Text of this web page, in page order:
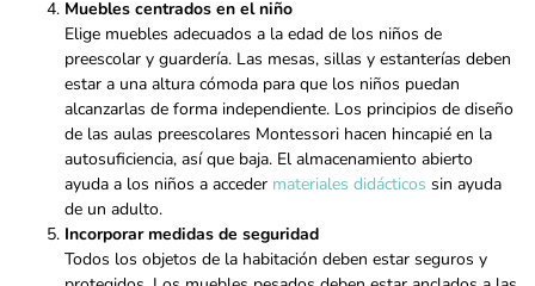
Muebles centrados en el niño
Elige muebles adecuados a la edad de los niños de
preescolar y guardería. Las mesas, sillas y estanterías deben
estar a una altura cómoda para que los niños puedan
alcanzarlas de forma independiente. Los principios de diseño
de las aulas preescolares Montessori hacen hincapié en la
autosuficiencia, así que baja. El almacenamiento abierto
ayuda a los niños a acceder materiales didácticos sin ayuda
de un adulto.
Incorporar medidas de seguridad
Todos los objetos de la habitación deben estar seguros y